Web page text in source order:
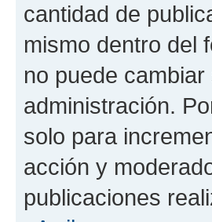
cantidad de
mismo dentro del
no puede
administración.
solo para
acción y
publicaciones